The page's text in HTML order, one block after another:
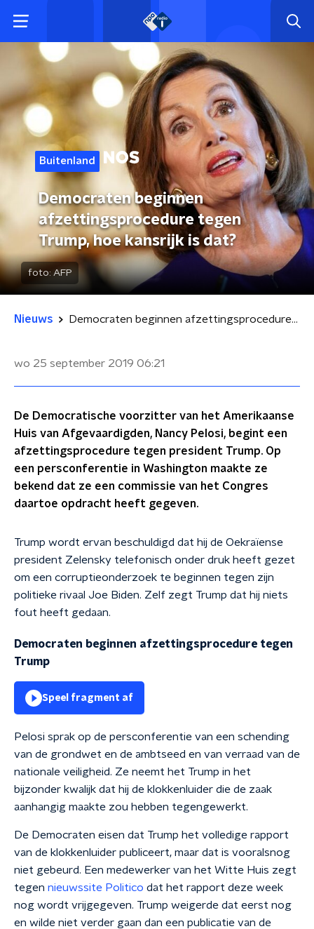
Buitenland
Democraten beginnen
afzettingsprocedure tegen
Trump, hoe kansrijk is dat?
foto: AFP
Nieuws Democraten beginnen afzettingsprocedure tegen Trump, hoe kansrijk is dat?
wo 25 september 2019 06:21
De Democratische voorzitter van het Amerikaanse
Huis van Afgevaardigden, Nancy Pelosi, begint een
afzettingsprocedure tegen president Trump. Op
een persconferentie in Washington maakte ze
bekend dat ze een commissie van het Congres
daartoe opdracht heeft gegeven.
Trump wordt ervan beschuldigd dat hij de Oekraïense
president Zelensky telefonisch onder druk heeft gezet
om een corruptieonderzoek te beginnen tegen zijn
politieke rivaal Joe Biden. Zelf zegt Trump dat hij niets
fout heeft gedaan.
Democraten beginnen afzettingsprocedure tegen
Trump
Speel fragment af
Pelosi sprak op de persconferentie van een schending
van de grondwet en de ambtseed en van verraad van de
nationale veiligheid. Ze neemt het Trump in het
bijzonder kwalijk dat hij de klokkenluider die de zaak
aanhangig maakte zou hebben tegengewerkt.
De Democraten eisen dat Trump het volledige rapport
van de klokkenluider publiceert, maar dat is vooralsnog
niet gebeurd. Een medewerker van het Witte Huis zegt
tegen nieuwssite Politico dat het rapport deze week
nog wordt vrijgegeven. Trump weigerde dat eerst nog
en wilde niet verder gaan dan een publicatie van de